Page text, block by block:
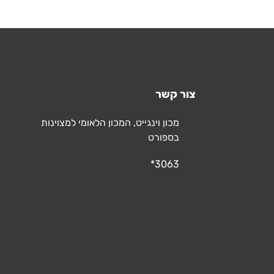
צור קשר
כתובת
מכון וינגייט, המכון הלאומי למצוינות
בספורט
*3063